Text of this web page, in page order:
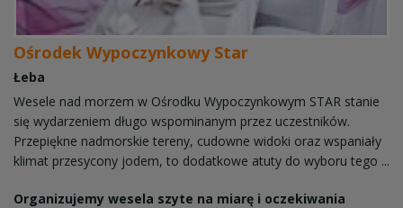
Ośrodek Wypoczynkowy Star
Łeba
Wesele nad morzem w Ośrodku Wypoczynkowym STAR stanie
się wydarzeniem długo wspominanym przez uczestników.
Przepiękne nadmorskie tereny, cudowne widoki oraz wspaniały
klimat przesycony jodem, to dodatkowe atuty do wyboru tego ...
Organizujemy wesela szyte na miarę i oczekiwania